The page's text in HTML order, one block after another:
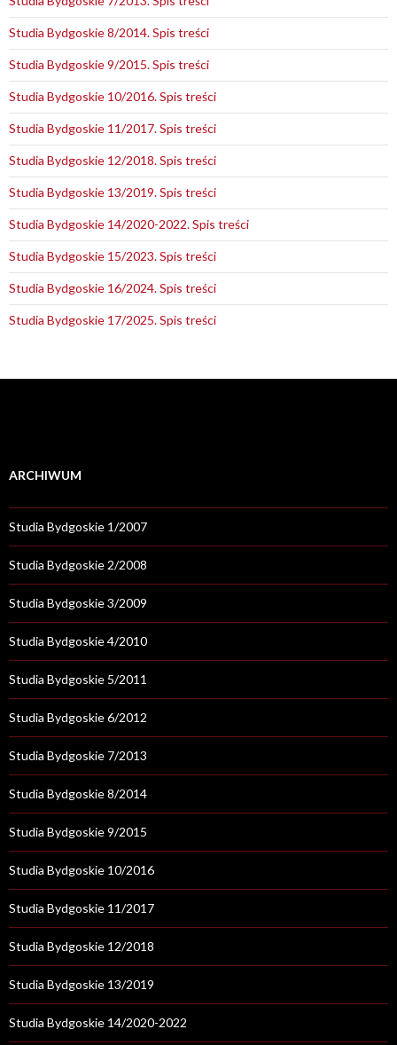
Studia Bydgoskie 8/2014. Spis treści
Studia Bydgoskie 9/2015. Spis treści
Studia Bydgoskie 10/2016. Spis treści
Studia Bydgoskie 11/2017. Spis treści
Studia Bydgoskie 12/2018. Spis treści
Studia Bydgoskie 13/2019. Spis treści
Studia Bydgoskie 14/2020-2022. Spis treści
Studia Bydgoskie 15/2023. Spis treści
Studia Bydgoskie 16/2024. Spis treści
Studia Bydgoskie 17/2025. Spis treści
ARCHIWUM
Studia Bydgoskie 1/2007
Studia Bydgoskie 2/2008
Studia Bydgoskie 3/2009
Studia Bydgoskie 4/2010
Studia Bydgoskie 5/2011
Studia Bydgoskie 6/2012
Studia Bydgoskie 7/2013
Studia Bydgoskie 8/2014
Studia Bydgoskie 9/2015
Studia Bydgoskie 10/2016
Studia Bydgoskie 11/2017
Studia Bydgoskie 12/2018
Studia Bydgoskie 13/2019
Studia Bydgoskie 14/2020-2022